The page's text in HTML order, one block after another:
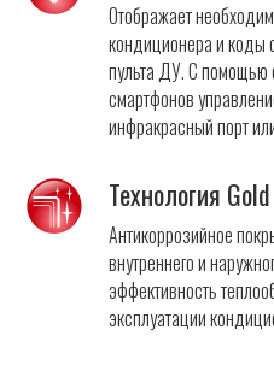
Отображает
кондиционера и коды
пульта ДУ. С помощью
смартфонов
инфракрасный порт
Технология
Антикоррозийное
внутреннего и
эффективность
эксплуатации